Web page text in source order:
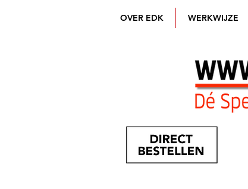
OVER EDK WERKWIJZE